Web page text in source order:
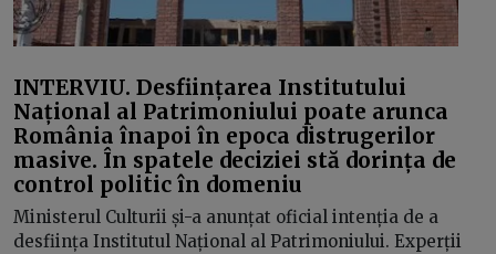
INTERVIU. Desființarea Institutului
Național al Patrimoniului poate arunca
România înapoi în epoca distrugerilor
masive. În spatele deciziei stă dorința de
control politic în domeniu
Ministerul Culturii și-a anunțat oficial intenția de a
desființa Institutul Național al Patrimoniului. Experții